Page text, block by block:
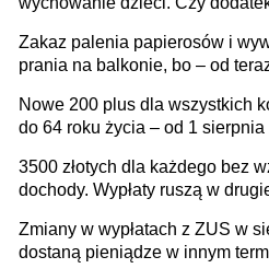
Zakaz palenia papierosów i
prania na balkonie, bo – od
a właścicielowi mieszkania
będzie wyłącznie służebność?
rządowy
Nowe 200 plus dla wszystkich
do 64 roku życia – od 1 sierpnia
programu rządowego
3500 złotych dla każdego bez
dochody. Wypłaty ruszą w
Zmiany w wypłatach z ZUS w
dostaną pieniądze w innym